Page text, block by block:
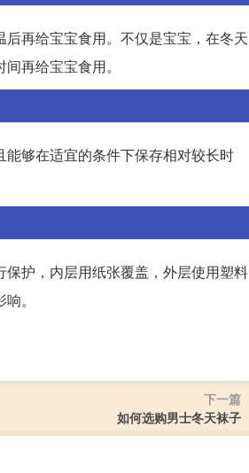
再给宝宝食用。不仅是宝宝，在冬天
再给宝宝食用。
够在适宜的条件下保存相对较长时
护，内层用纸张覆盖，外层使用塑料
。
下一篇
如何选购男士冬天袜子